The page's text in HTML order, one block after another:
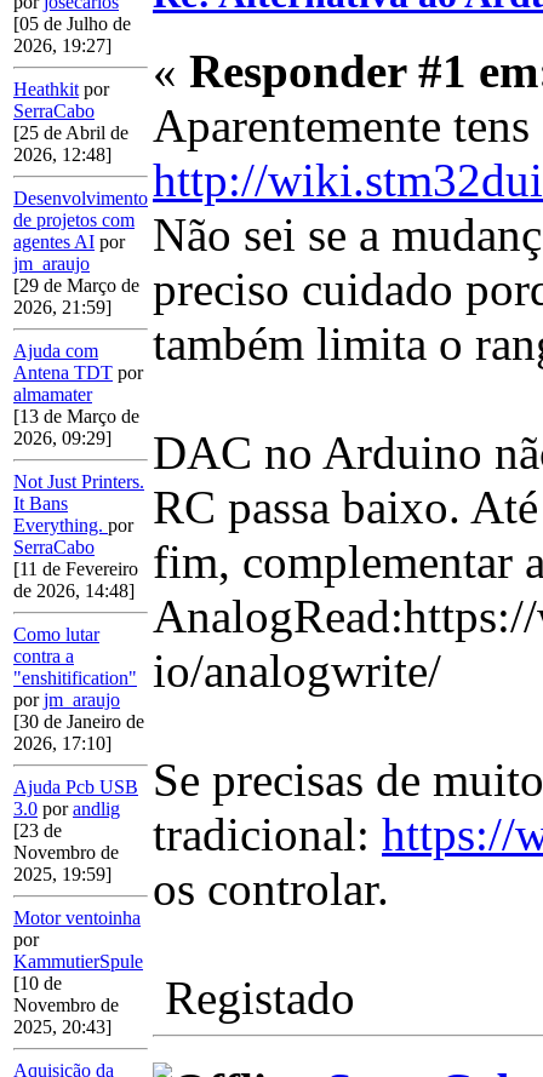
[05 de Julho de
2026, 19:27]
Heathkit por
SerraCabo
[25 de Abril de
2026, 12:48]
Desenvolvimento
de projetos com
agentes AI por
jm_araujo
[29 de Março de
2026, 21:59]
Ajuda com
Antena TDT por
almamater
[13 de Março de
2026, 09:29]
Not Just Printers.
It Bans
Everything. por
SerraCabo
[11 de Fevereiro
de 2026, 14:48]
Como lutar
contra a
"enshitification"
porjm_araujo
[30 de Janeiro de
2026, 17:10]
Ajuda Pcb USB
3.0 porandlig
[23 de
Novembro de
2025, 19:59]
Motor ventoinha
por
KammutierSpule
[10 de
Novembro de
2025, 20:43]
Aquisição da
« Responder #1
Aparentemente
http://
Não sei se a
preciso cuidado
também limita o
DAC no Arduino
RC passa baixo.
fim, complementar
io/analogwrite/
Se precisas de
tradicional: https://
os controlar.
Registado